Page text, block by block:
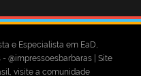
e Especialista em EaD,
@impressoesbarbaras | Site
visite a comunidade